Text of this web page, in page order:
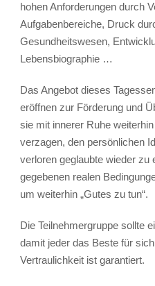
hohen Anforderungen durch
Aufgabenbereiche, Druck
Gesundheitswesen,
Lebensbiographie …
Das Angebot dieses
eröffnen zur Förderung und
sie mit innerer Ruhe
verzagen, den persönlichen
verloren geglaubte wieder zu
gegebenen realen
um weiterhin „Gutes zu tun“.
Die Teilnehmergruppe sollte
damit jeder das Beste für
Vertraulichkeit ist garantiert.